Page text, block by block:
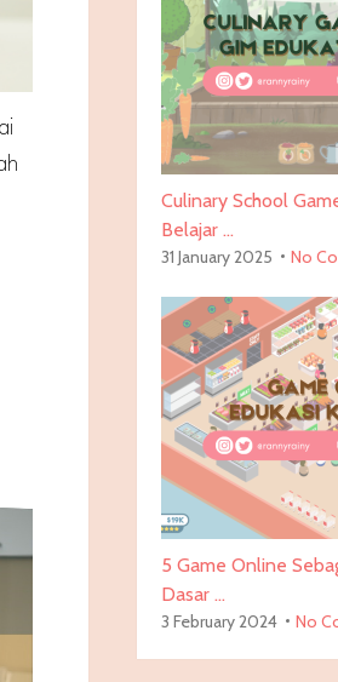
Culinary School
Belajar …
31 January 2025 No
5 Game Online
Dasar …
3 February 2024 No